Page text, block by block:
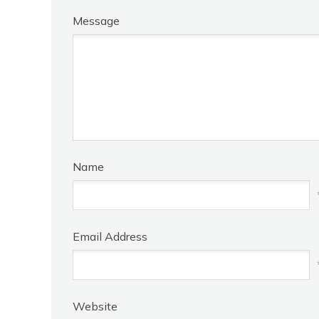
Message
Name
Email Address
Website